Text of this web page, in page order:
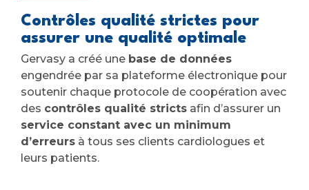
Contrôles qualité strictes pour
assurer une qualité optimale
Gervasy a créé une base de données
engendrée par sa plateforme électronique pour
soutenir chaque protocole de coopération avec
des contrôles qualité stricts afin d’assurer un
service constant avec un minimum
d’erreurs à tous ses clients cardiologues et
leurs patients.